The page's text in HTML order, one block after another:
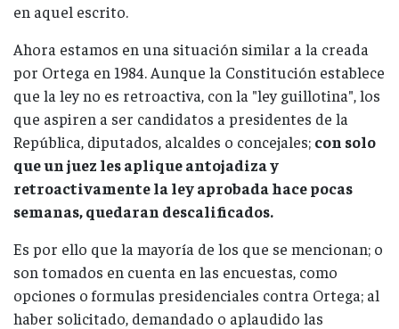
en aquel escrito.
Ahora estamos en una situación similar a la creada
por Ortega en 1984. Aunque la Constitución establece
que la ley no es retroactiva, con la "ley guillotina", los
que aspiren a ser candidatos a presidentes de la
República, diputados, alcaldes o concejales; con solo
que un juez les aplique antojadiza y
retroactivamente la ley aprobada hace pocas
semanas, quedaran descalificados.
Es por ello que la mayoría de los que se mencionan; o
son tomados en cuenta en las encuestas, como
opciones o formulas presidenciales contra Ortega; al
haber solicitado, demandado o aplaudido las